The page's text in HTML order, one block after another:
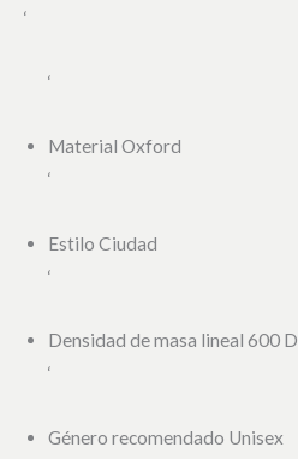
‘
‘
Material Oxford
‘
Estilo Ciudad
‘
Densidad de masa lineal 600 D
‘
Género recomendado Unisex